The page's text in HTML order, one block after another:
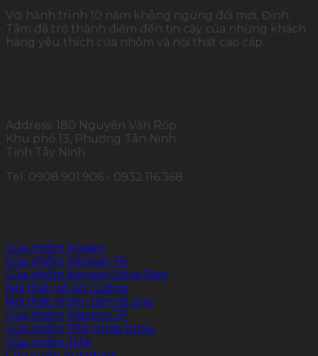
Với hành trình 10 năm không ngừng đổi mới, Đỉnh
Tâm đã trở thành điểm đến tin cậy của những khách
hàng yêu thích cửa nhôm và nội thất cao cấp.
Address: 180 Nguyễn Văn Rốp
Khu phố 13, Phường Tân Ninh
Tỉnh Tây Ninh
Tel: 0908.901.906 - 0932.116.368
Cửa nhôm Kogen
Cửa nhôm Kenwin T6
Cửa nhôm Kenwin Ultra Slim
Nội thất gỗ An Cường
Nội thất nhôm tấm tổ ong
Cửa nhôm Maxpro.JP
Cửa nhôm PMI nhập khẩu
Cửa nhôm JMA